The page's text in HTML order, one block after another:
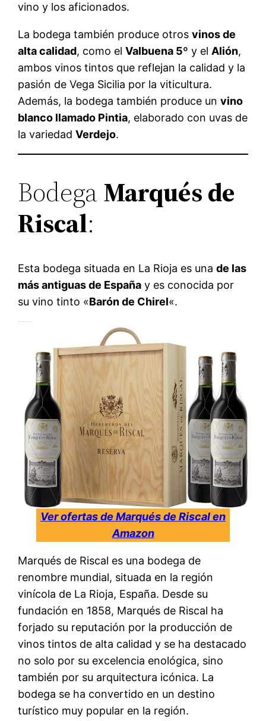
vino y los aficionados.
La bodega también produce otrosvinos de
alta calidad, como elValbuena 5º y elAlión,
ambos vinos tintos que reflejan la calidad y la
pasión de Vega Sicilia por la viticultura.
Además, la bodega también produce unvino
blanco llamado Pintia, elaborado con uvas de
la variedadVerdejo.
BodegaMarqués de
Riscal:
Esta bodega situada en La Rioja es unade las
más antiguas de España y es conocida por
su vino tinto «Barón de Chirel«.
Ver ofertas de Marqués de Riscal en
Amazon
Marqués de Riscal es una bodega de
renombre mundial, situada en la región
vinícola de La Rioja, España. Desde su
fundación en 1858, Marqués de Riscal ha
forjado su reputación por la producción de
vinos tintos de alta calidad y se ha destacado
no solo por su excelencia enológica, sino
también por su arquitectura icónica. La
bodega se ha convertido en un destino
turístico muy popular en la región.